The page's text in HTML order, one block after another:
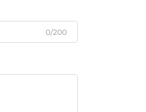
0/200